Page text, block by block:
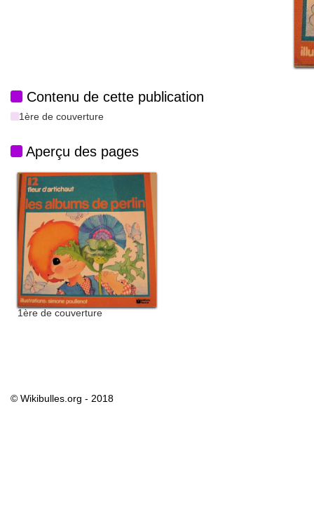
Contenu de cette publication
1ère de couverture
Aperçu des pages
1ère de couverture
© Wikibulles.org - 2018